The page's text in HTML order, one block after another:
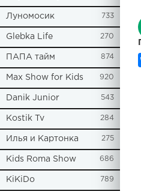
Луномосик 733
Glebka Life 270
ПАПА тайм 874
Max Show for Kids 920
Danik Junior 543
Kostik Tv 284
Илья и Картонка 275
Kids Roma Show 686
KiKiDo 789